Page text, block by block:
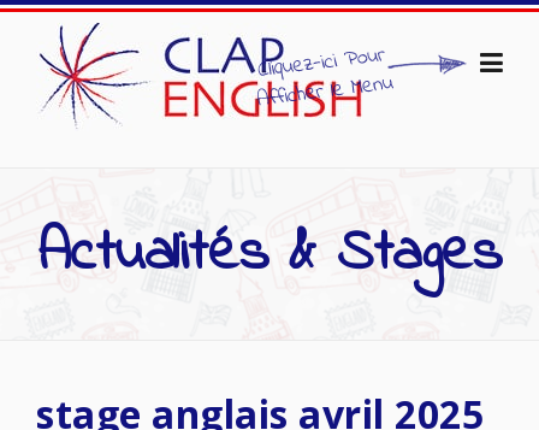
Skip to content
Actualités & Stages
stage anglais avril 2025